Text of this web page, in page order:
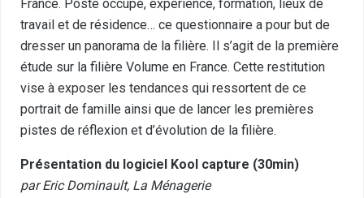
France. Poste occupé, expérience, formation, lieux de
travail et de résidence… ce questionnaire a pour but de
dresser un panorama de la filière. Il s’agit de la première
étude sur la filière Volume en France. Cette restitution
vise à exposer les tendances qui ressortent de ce
portrait de famille ainsi que de lancer les premières
pistes de réflexion et d’évolution de la filière.
Présentation du logiciel Kool capture (30min)
par Eric Dominault, La Ménagerie